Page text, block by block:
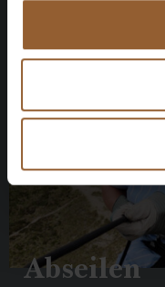
Abseilen